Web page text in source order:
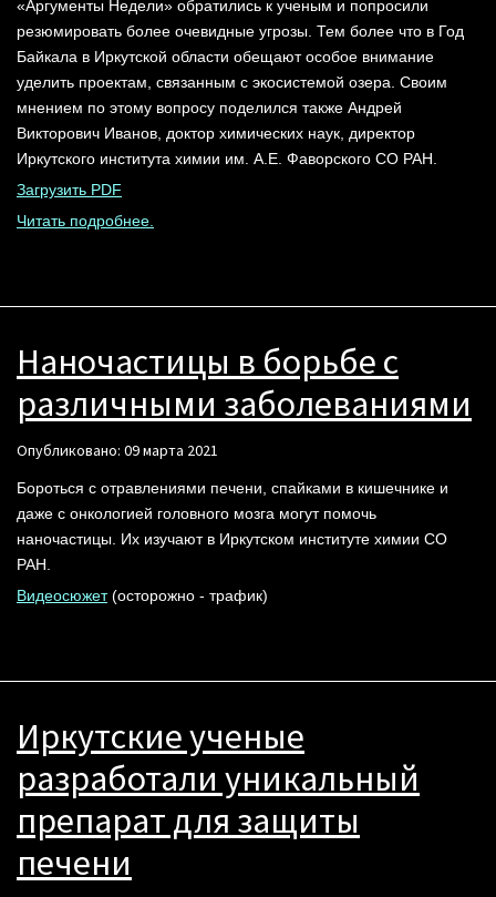
«Аргументы Недели» обратились к ученым и попросили
резюмировать более очевидные угрозы. Тем более что в Год
Байкала в Иркутской области обещают особое внимание
уделить проектам, связанным с экосистемой озера. Своим
мнением по этому вопросу поделился также Андрей
Викторович Иванов, доктор химических наук, директор
Иркутского института химии им. А.Е. Фаворского СО РАН.
Загрузить PDF
Читать подробнее.
Наночастицы в борьбе с
различными заболеваниями
Опубликовано: 09 марта 2021
Бороться с отравлениями печени, спайками в кишечнике и
даже с онкологией головного мозга могут помочь
наночастицы. Их изучают в Иркутском институте химии СО
РАН.
Видеосюжет(осторожно - трафик)
Иркутские ученые
разработали уникальный
препарат для защиты
печени